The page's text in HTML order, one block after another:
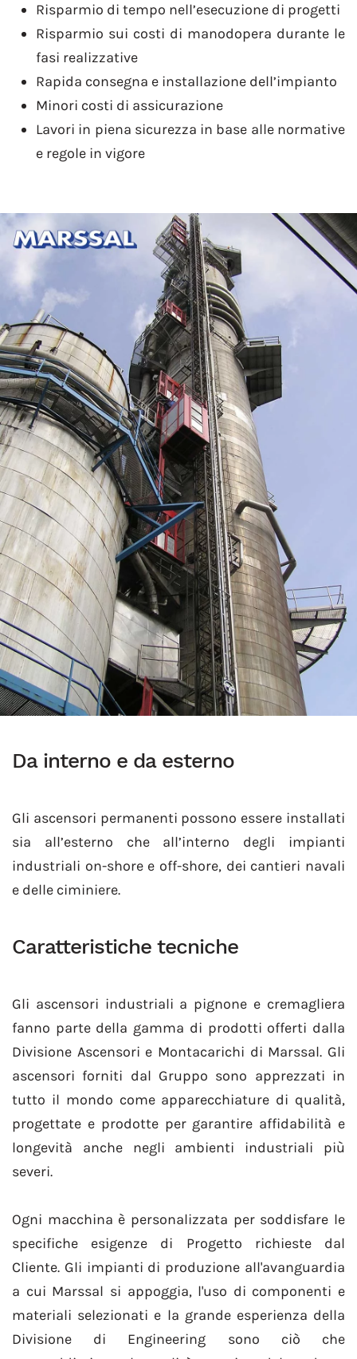
Risparmio di tempo nell’esecuzione di progetti
Risparmio sui costi di manodopera durante le
fasi realizzative
Rapida consegna e installazione dell’impianto
Minori costi di assicurazione
Lavori in piena sicurezza in base alle normative
e regole in vigore
Da interno e da esterno
Gli ascensori permanenti possono essere installati
sia all’esterno che all’interno degli impianti
industriali on-shore e off-shore, dei cantieri navali
e delle ciminiere.
Caratteristiche tecniche
Gli ascensori industriali a pignone e cremagliera
fanno parte della gamma di prodotti offerti dalla
Divisione Ascensori e Montacarichi di Marssal. Gli
ascensori forniti dal Gruppo sono apprezzati in
tutto il mondo come apparecchiature di qualità,
progettate e prodotte per garantire affidabilità e
longevità anche negli ambienti industriali più
severi.
Ogni macchina è personalizzata per soddisfare le
specifiche esigenze di Progetto richieste dal
Cliente. Gli impianti di produzione all'avanguardia
a cui Marssal si appoggia, l'uso di componenti e
materiali selezionati e la grande esperienza della
Divisione di Engineering sono ciò che